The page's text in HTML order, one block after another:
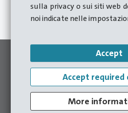
sulla privacy o sui siti web
noi indicate nelle
Accept
Accept required
More
Al modulo di contatto
Presse adatte
A tutte le Presse